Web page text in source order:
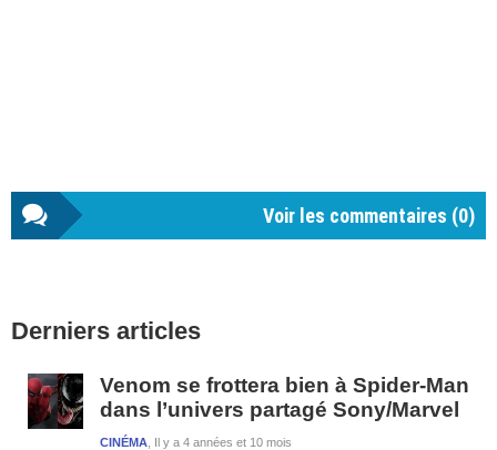
Voir les commentaires (0)
latérale
Derniers articles
Venom se frottera bien à Spider-Man
dans l’univers partagé Sony/Marvel
Il y a 4 années et 10 mois
CINÉMA